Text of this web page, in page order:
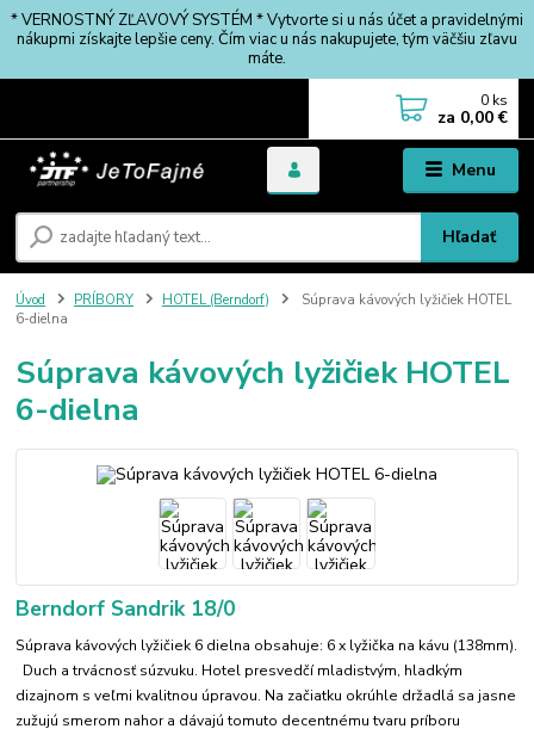
* VERNOSTNÝ ZĽAVOVÝ SYSTÉM * Vytvorte si u nás účet a pravidelnými
nákupmi získajte lepšie ceny. Čím viac u nás nakupujete, tým väčšiu zľavu
máte.
Menu
Hľadať
0 ks
za 0,00 €
Úvod PRÍBORY HOTEL (Berndorf)
Súprava kávových lyžičiek HOTEL
6-dielna
Súprava kávových lyžičiek HOTEL
6-dielna
Berndorf Sandrik 18/0
Súprava kávových lyžičiek 6 dielna obsahuje: 6 x lyžička na kávu (138mm).
Duch a trvácnosť súzvuku. Hotel presvedčí mladistvým, hladkým
dizajnom s veľmi kvalitnou úpravou. Na začiatku okrúhle držadlá sa jasne
zužujú smerom nahor a dávajú tomuto decentnému tvaru príboru